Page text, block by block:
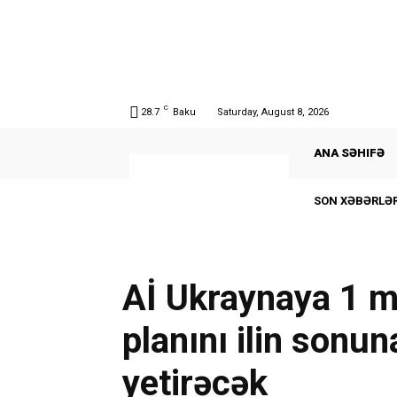
28.7 C Baku Saturday, August 8, 2026
ANA SƏHIFƏ
SON
Aİ Ukraynaya 1
planını ilin
yetirəcək